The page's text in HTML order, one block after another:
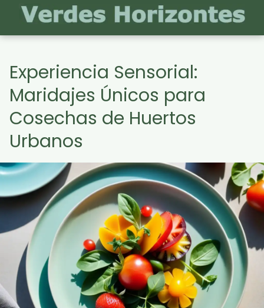
Experiencia Sensorial:
Maridajes Únicos para
Cosechas de Huertos
Urbanos